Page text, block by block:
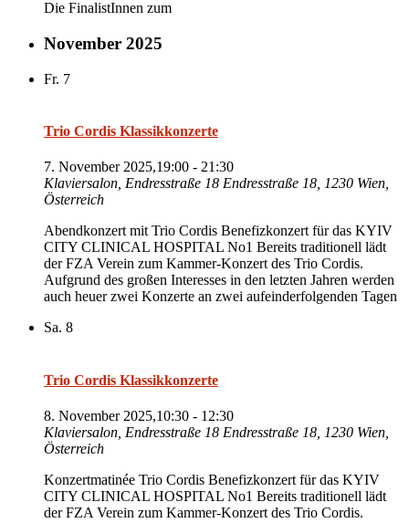
Die FinalistInnen zum
November 2025
Fr. 7
Trio Cordis Klassikkonzerte
7. November 2025,19:00 - 21:30
Klaviersalon, Endresstraße 18 Endresstraße 18, 1230 Wien,
Österreich
Abendkonzert mit Trio Cordis Benefizkonzert für das KYIV
CITY CLINICAL HOSPITAL No1 Bereits traditionell lädt
der FZA Verein zum Kammer-Konzert des Trio Cordis.
Aufgrund des großen Interesses in den letzten Jahren werden
auch heuer zwei Konzerte an zwei aufeinderfolgenden Tagen
Sa. 8
Trio Cordis Klassikkonzerte
8. November 2025,10:30 - 12:30
Klaviersalon, Endresstraße 18 Endresstraße 18, 1230 Wien,
Österreich
Konzertmatinée Trio Cordis Benefizkonzert für das KYIV
CITY CLINICAL HOSPITAL No1 Bereits traditionell lädt
der FZA Verein zum Kammer-Konzert des Trio Cordis.